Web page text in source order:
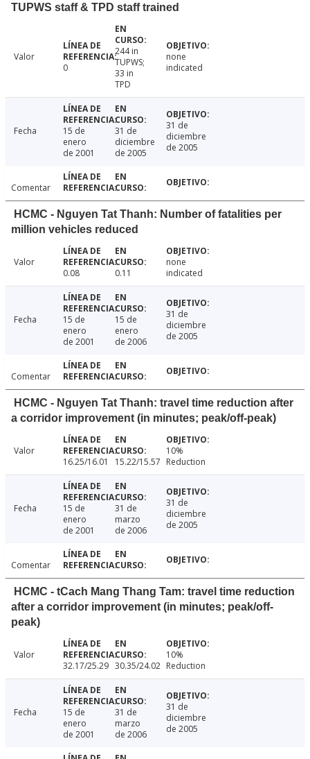
TUPWS staff & TPD staff trained
Valor
0
244 in
TUPWS;
33 in
TPD
none
indicated
Fecha
15 de
enero
de 2001
31 de
diciembre
de 2005
31 de
diciembre
de 2005
Comentar
HCMC - Nguyen Tat Thanh: Number of fatalities per
million vehicles reduced
Valor
0.08
0.11
none
indicated
Fecha
15 de
enero
de 2001
15 de
enero
de 2006
31 de
diciembre
de 2005
Comentar
HCMC - Nguyen Tat Thanh: travel time reduction after
a corridor improvement (in minutes; peak/off-peak)
Valor
16.25/16.01
15.22/15.57
10%
Reduction
Fecha
15 de
enero
de 2001
31 de
marzo
de 2006
31 de
diciembre
de 2005
Comentar
HCMC - tCach Mang Thang Tam: travel time reduction
after a corridor improvement (in minutes; peak/off-
peak)
Valor
32.17/25.29 30.35/24.02
10%
Reduction
Fecha
15 de
enero
de 2001
31 de
marzo
de 2006
31 de
diciembre
de 2005